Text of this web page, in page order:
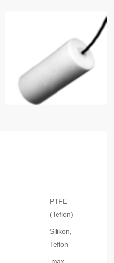
PTFE
(Teflon)
Silikon,
Teflon
max.